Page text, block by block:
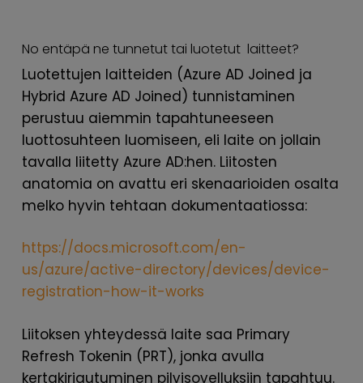
No entäpä ne tunnetut tai luotetut laitteet?
Luotettujen laitteiden (Azure AD Joined ja
Hybrid Azure AD Joined) tunnistaminen
perustuu aiemmin tapahtuneeseen
luottosuhteen luomiseen, eli laite on jollain
tavalla liitetty Azure AD:hen. Liitosten
anatomia on avattu eri skenaarioiden osalta
melko hyvin tehtaan dokumentaatiossa:
https://docs.microsoft.com/en-
us/azure/active-directory/devices/device-
registration-how-it-works
Liitoksen yhteydessä laite saa Primary
Refresh Tokenin (PRT), jonka avulla
kertakirjautuminen pilvisovelluksiin tapahtuu.